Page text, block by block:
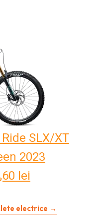
SLX/XT
2023
lei
este:
electrice →